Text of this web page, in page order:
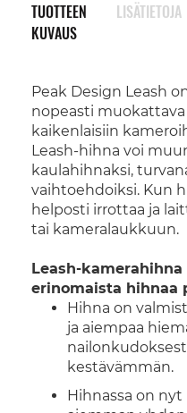
TUOTTEEN
KUVAUS
Peak Design Leash
nopeasti
kaikenlaisiin
Leash-hihna voi
kaulahihnaksi,
vaihtoehdoiksi. Kun
helposti irrottaa ja
tai kameralaukkuun.
Leash-
erinomaista hihnaa
Hihna on
ja aiempaa
kestävämmän.
Hihnassa on
LISÄTIETOJA